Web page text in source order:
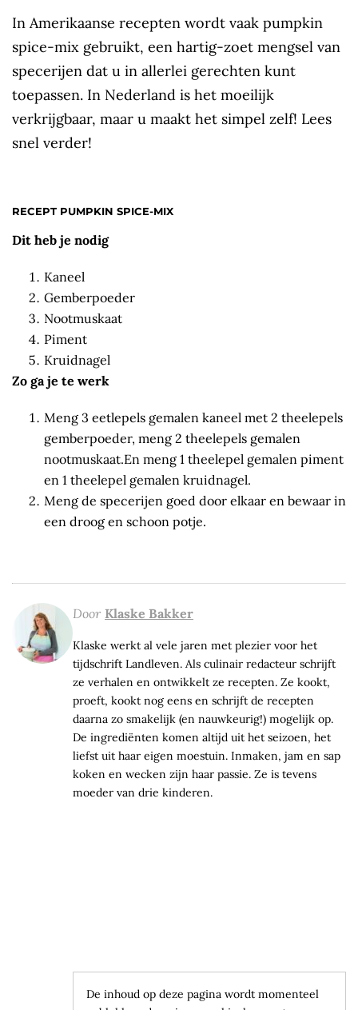
In Amerikaanse recepten wordt vaak pumpkin
spice-mix gebruikt, een hartig-zoet mengsel van
specerijen dat u in allerlei gerechten kunt
toepassen. In Nederland is het moeilijk
verkrijgbaar, maar u maakt het simpel zelf! Lees
snel verder!
RECEPT PUMPKIN SPICE-MIX
Dit heb je nodig
Kaneel
Gemberpoeder
Nootmuskaat
Piment
Kruidnagel
Zo ga je te werk
Meng 3 eetlepels gemalen kaneel met 2 theelepels
gemberpoeder, meng 2 theelepels gemalen
nootmuskaat.En meng 1 theelepel gemalen piment
en 1 theelepel gemalen kruidnagel.
Meng de specerijen goed door elkaar en bewaar in
een droog en schoon potje.
Door Klaske Bakker
Klaske werkt al vele jaren met plezier voor het
tijdschrift Landleven. Als culinair redacteur schrijft
ze verhalen en ontwikkelt ze recepten. Ze kookt,
proeft, kookt nog eens en schrijft de recepten
daarna zo smakelijk (en nauwkeurig!) mogelijk op.
De ingrediënten komen altijd uit het seizoen, het
liefst uit haar eigen moestuin. Inmaken, jam en sap
koken en wecken zijn haar passie. Ze is tevens
moeder van drie kinderen.
De inhoud op deze pagina wordt momenteel